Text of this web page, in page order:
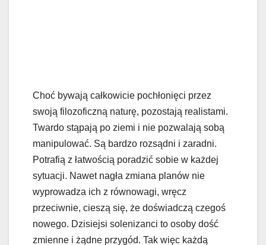
Choć bywają całkowicie pochłonięci przez
swoją filozoficzną naturę, pozostają realistami.
Twardo stąpają po ziemi i nie pozwalają sobą
manipulować. Są bardzo rozsądni i zaradni.
Potrafią z łatwością poradzić sobie w każdej
sytuacji. Nawet nagła zmiana planów nie
wyprowadza ich z równowagi, wręcz
przeciwnie, cieszą się, że doświadczą czegoś
nowego. Dzisiejsi solenizanci to osoby dość
zmienne i żądne przygód. Tak więc każdą